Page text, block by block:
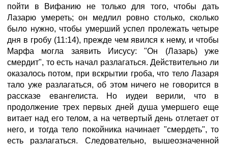
пойти в Вифанию не только для того, чтобы дать
Лазарю умереть; он медлил ровно столько, сколько
было нужно, чтобы умерший успел пролежать четыре
дня в гробу (11:14), прежде чем явился к нему, и чтобы
Марфа могла заявить Иисусу: "Он (Лазарь) уже
смердит", то есть начал разлагаться. Действительно ли
оказалось потом, при вскрытии гроба, что тело Лазаря
тало уже разлагаться, об этом ничего не говорится в
рассказе евангелиста. Но иудеи верили, что в
продолжение трех первых дней душа умершего еще
витает над его телом, а на четвертый день отлетает от
него, и тогда тело покойника начинает "смердеть", то
есть разлагаться. Следовательно, вышеозначенной